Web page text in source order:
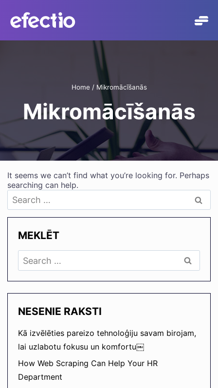
content
Home / Mikromācīšanās
Mikromācīšanās
It seems we can’t find what you’re looking for. Perhaps
searching can help.
Search
for:
MEKLĒT
Search
for:
NESENIE RAKSTI
Kā izvēlēties pareizo tehnoloģiju savam birojam,
lai uzlabotu fokusu un komfortu￼
How Web Scraping Can Help Your HR
Department